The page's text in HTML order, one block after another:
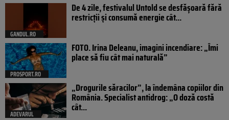
GANDUL.RO
De 4 zile, festivalul Untold se desfășoară fără
restricții și consumă energie cât...
PROSPORT.RO
FOTO. Irina Deleanu, imagini incendiare: „Îmi
place să fiu cât mai naturală”
ADEVARUL
„Drogurile săracilor”, la îndemâna copiilor din
România. Specialist antidrog: „O doză costă
cât...